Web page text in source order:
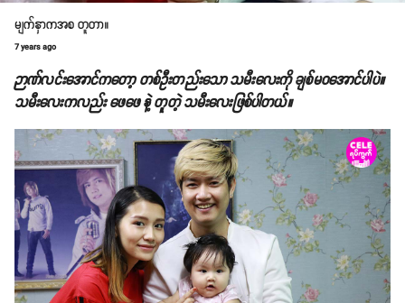
မျက်နှာကအစ တူတာ။
7 years ago
ဉာဏ်လင်းအောင်ကတော့ တစ်ဦးတည်းသော သမီးလေးကို ချစ်မဝအောင်ပါပဲ။
သမီးလေးကလည်း ဖေဖေ နဲ့ တူတဲ့ သမီးလေးဖြစ်ပါတယ်။